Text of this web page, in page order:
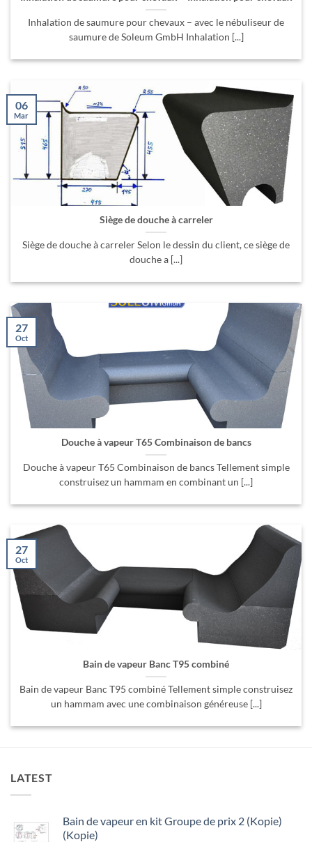
Inhalation de saumure pour chevaux – avec le nébuliseur de
saumure de Soleum GmbH Inhalation [...]
Siège de douche à carreler
Siège de douche à carreler Selon le dessin du client, ce siège de
douche a [...]
06
Mar
Douche à vapeur T65 Combinaison de bancs
Douche à vapeur T65 Combinaison de bancs Tellement simple
construisez un hammam en combinant un [...]
27
Oct
Bain de vapeur Banc T95 combiné
Bain de vapeur Banc T95 combiné Tellement simple construisez
un hammam avec une combinaison généreuse [...]
27
Oct
LATEST
Bain de vapeur en kit Groupe de prix 2 (Kopie)
(Kopie)